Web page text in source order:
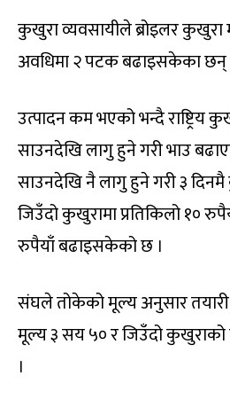
कुखुरा व्यवसायीले ब्रोइलर कुखुरा
अवधिमा २ पटक बढाइसकेका छन्
उत्पादन कम भएको भन्दै राष्ट्रिय
साउनदेखि लागु हुने गरी भाउ
साउनदेखि नै लागु हुने गरी ३
जिउँदो कुखुरामा प्रतिकिलो १०
रुपैयाँ बढाइसकेको छ ।
संघले तोकेको मूल्य अनुसार
मूल्य ३ सय ५० र जिउँदो
।